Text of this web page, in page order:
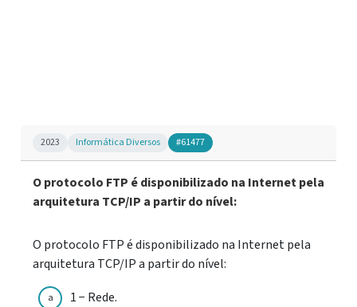
2023 Informática Diversos #61477
O protocolo FTP é disponibilizado na Internet pela
arquitetura TCP/IP a partir do nível:
O protocolo FTP é disponibilizado na Internet pela
arquitetura TCP/IP a partir do nível:
a 1 − Rede.